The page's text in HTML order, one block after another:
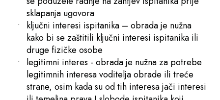
sklapanja ugovora
ključni interesi ispitanika – obrada je nužna
kako bi se zaštitili ključni interesi ispitanika ili
druge fizičke osobe
legitimni interes - obrada je nužna za potrebe
legitimnih interesa voditelja obrade ili treće
strane, osim kada su od tih interesa jači interesi